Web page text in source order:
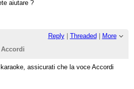
aiutare ?
Reply| Threaded
More
Accordi
assicurati che la voce Accordi